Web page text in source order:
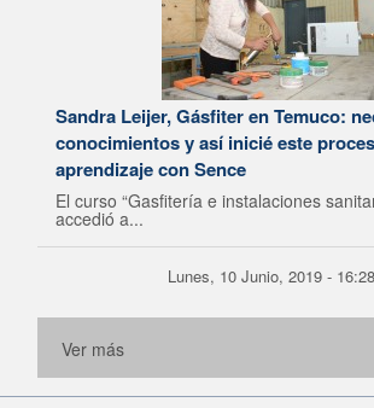
Sandra Leijer, Gásfiter en Temuco:
conocimientos y así inicié este
aprendizaje con Sence
El curso “Gasfitería e instalaciones
accedió a...
Lunes, 10 Junio, 2019 - 16:28
Ver más